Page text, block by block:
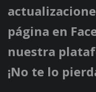
página en
nuestra
¡No te lo